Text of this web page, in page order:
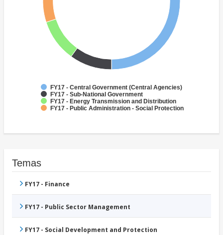
FY17 - Central Government (Central Agencies)
FY17 - Sub-National Government
FY17 - Energy Transmission and Distribution
FY17 - Public Administration - Social Protection
Temas
FY17 - Finance
FY17 - Public Sector Management
FY17 - Social Development and Protection